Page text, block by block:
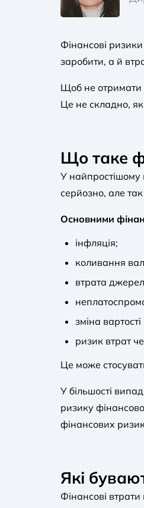
Фінансові
заробити, а й
Щоб не отримати
Це не складно,
Що таке
У найпростішому
серйозно, але
Основними
інфляція;
коливання
втрата
зміна
ризик втрат
Це може
У більшості
ризику
фінансових
Які
Фінансові